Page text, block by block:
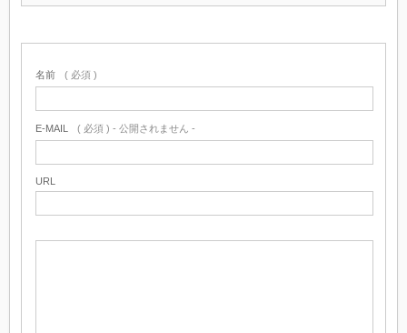
名前 ( 必須 )
E-MAIL ( 必須 ) - 公開されません -
URL